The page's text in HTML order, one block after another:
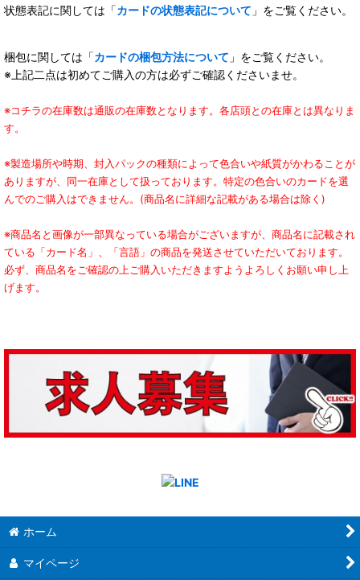
状態表記に関しては「カードの状態表記について 」をご覧ください。
梱包に関しては「カードの梱包方法について 」をご覧ください。
※上記二点は初めてご購入の方は必ずご確認くださいませ。
※コチラの在庫数は通販の在庫数となります。各店頭との在庫とは異なりま
す。
※製造場所や時期、封入パックの種類によって色合いや紙質がかわることが
ありますが、同一在庫として扱っております。特定の色合いのカードを選
んでのご購入はできません。(商品名に詳細な記載がある場合は除く)
※商品名と画像が一部異なっている場合がございますが、商品名に記載され
ている「カード名」、「言語」の商品を発送させていただいております。
必ず、商品名をご確認の上ご購入いただきますようよろしくお願い申し上
げます。
ホーム
マイページ